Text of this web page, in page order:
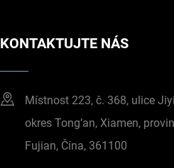
KONTAKTUJTE NÁS
Místnost 223, č. 368, ulice
okres Tong’an, Xiamen,
Fujian, Čína, 361100